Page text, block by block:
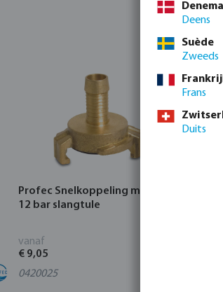
Profec Snelkoppeling messing
12 bar slangtule
vanaf
€ 9,05
0420025
Deens
Suède
Zweeds
Frans
Duits